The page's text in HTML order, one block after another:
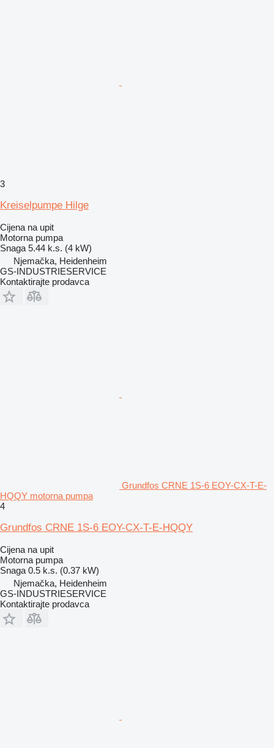
3
Kreiselpumpe Hilge
Cijena na upit
Motorna pumpa
Snaga 5.44 k.s. (4 kW)
Njemačka, Heidenheim
GS-INDUSTRIESERVICE
Kontaktirajte prodavca
Grundfos CRNE 1S-6 EOY-CX-T-E-
HQQY motorna pumpa
4
Grundfos CRNE 1S-6 EOY-CX-T-E-HQQY
Cijena na upit
Motorna pumpa
Snaga 0.5 k.s. (0.37 kW)
Njemačka, Heidenheim
GS-INDUSTRIESERVICE
Kontaktirajte prodavca